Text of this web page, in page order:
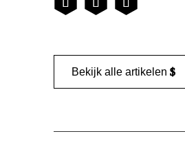
Bekijk alle artikelen